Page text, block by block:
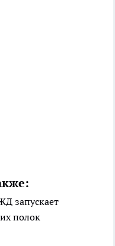
запускает
полок